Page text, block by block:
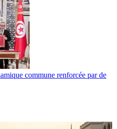
commune renforcée par de